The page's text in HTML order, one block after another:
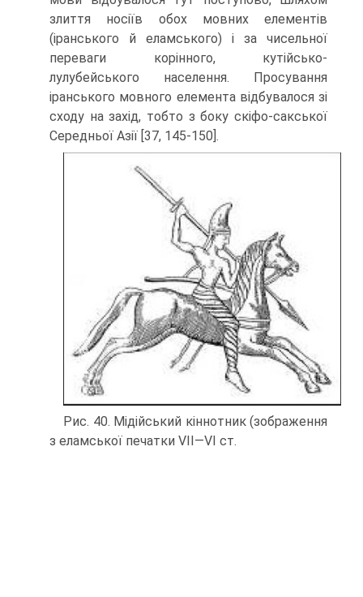
злиття носіїв обох мовних елементів
(іранського й еламського) і за чисельної
переваги корін­ного, кутійсько-
лулубейського населення. Просування
іранського мовного елемен­та відбувалося зі
сходу на захід, тобто з боку скіфо-сакської
Середньої Азії [37, 145-150].
Рис. 40. Мідійський кіннотник (зображення
з еламської печатки VII—VI ст.